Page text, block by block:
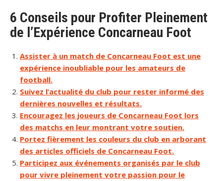
6 Conseils pour Profiter Pleinement
de l’Expérience Concarneau Foot
Assister à un match de Concarneau Foot est une
expérience inoubliable pour les amateurs de
football.
Suivez l’actualité du club pour rester informé des
dernières nouvelles et résultats.
Encouragez les joueurs de Concarneau Foot lors
des matchs en leur montrant votre soutien.
Portez fièrement les couleurs du club en arborant
des articles officiels de Concarneau Foot.
Participez aux événements organisés par le club
pour vivre pleinement votre passion pour le